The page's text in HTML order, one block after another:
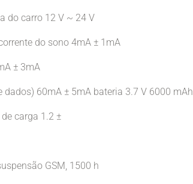
do carro 12 V ~ 24 V
do sono 4mA ± 1mA
± 3mA
dados) 60mA ± 5mA bateria 3.7 V 6000 mAh
carga 1.2 ±
GSM, 1500 h